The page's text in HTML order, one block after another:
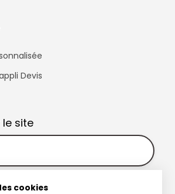
Devis
le site
cookies